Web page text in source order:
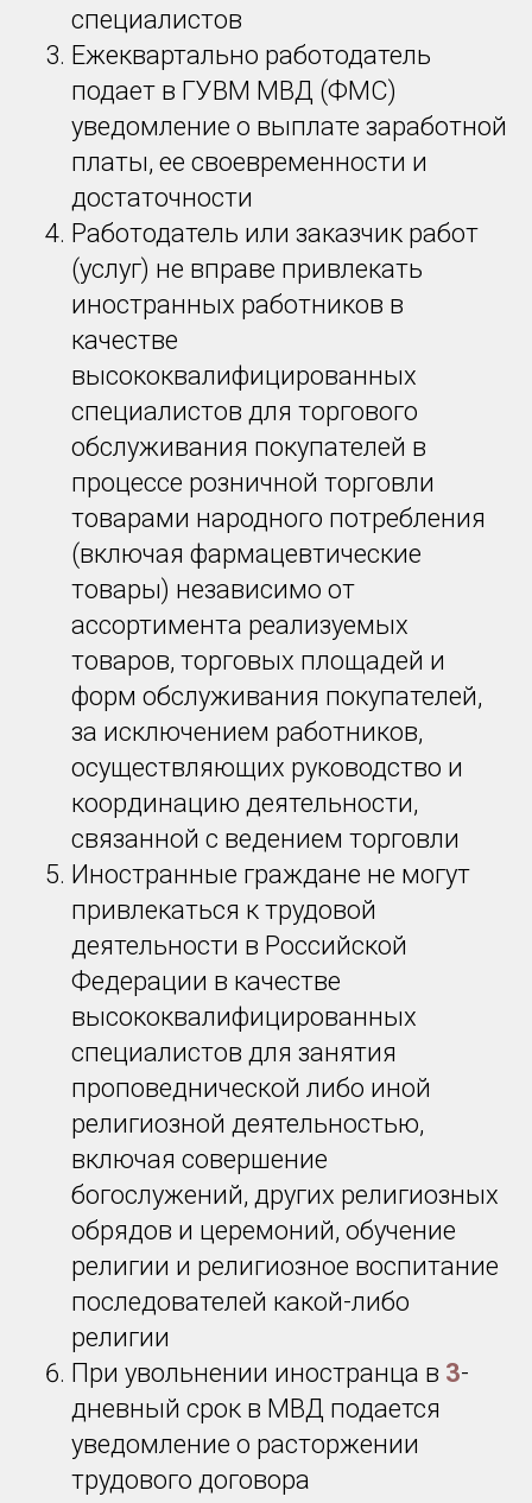
специалистов
Ежеквартально работодатель
подает в ГУВМ МВД (ФМС)
уведомление о выплате заработной
платы, ее своевременности и
достаточности
Работодатель или заказчик работ
(услуг) не вправе привлекать
иностранных работников в
качестве
высококвалифицированных
специалистов для торгового
обслуживания покупателей в
процессе розничной торговли
товарами народного потребления
(включая фармацевтические
товары) независимо от
ассортимента реализуемых
товаров, торговых площадей и
форм обслуживания покупателей,
за исключением работников,
осуществляющих руководство и
координацию деятельности,
связанной с ведением торговли
Иностранные граждане не могут
привлекаться к трудовой
деятельности в Российской
Федерации в качестве
высококвалифицированных
специалистов для занятия
проповеднической либо иной
религиозной деятельностью,
включая совершение
богослужений, других религиозных
обрядов и церемоний, обучение
религии и религиозное воспитание
последователей какой-либо
религии
При увольнении иностранца в 3-
дневный срок в МВД подается
уведомление о расторжении
трудового договора